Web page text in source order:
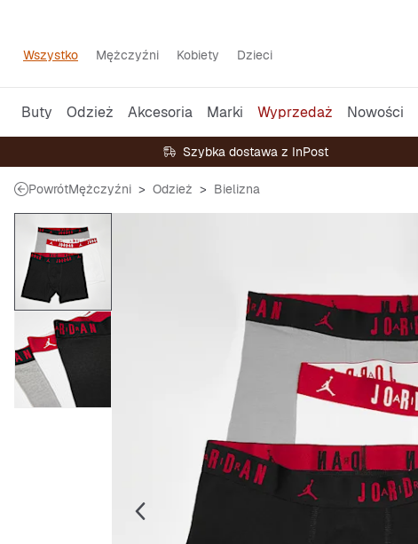
Wszystko Mężczyźni Kobiety Dzieci
Buty Odzież Akcesoria Marki Wyprzedaż Nowości
Szybka dostawa z InPost
PowrótMężczyźni Odzież Bielizna